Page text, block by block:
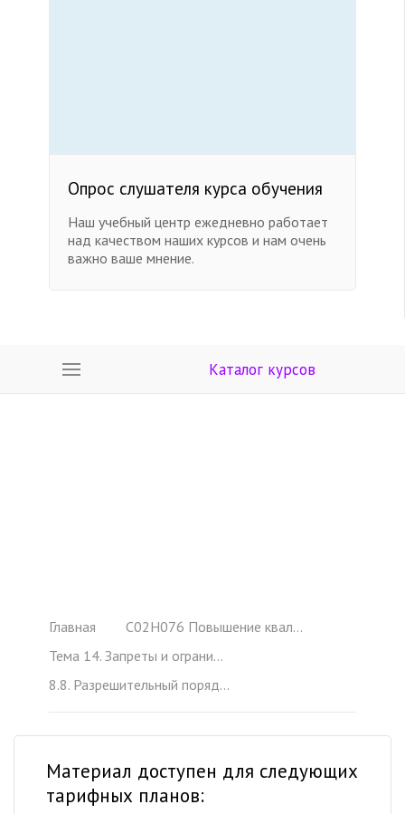
Опрос слушателя курса обучения
Наш учебный центр ежедневно работает
над качеством наших курсов и нам очень
важно ваше мнение.
Каталог курсов
Главная
C02H076 Повышение квалификации СПТО
Тема 14. Запреты и ограничения ввоза/вывоза товаров
8.8. Разрешительный порядок ввоза и вывоза подконтрольных товаров Роскомнадзор, Минобороны России, ФСО России
Материал доступен для следующих
тарифных планов: